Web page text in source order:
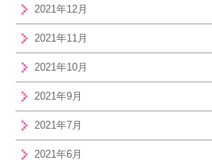
2021年12月
2021年11月
2021年10月
2021年9月
2021年7月
2021年6月